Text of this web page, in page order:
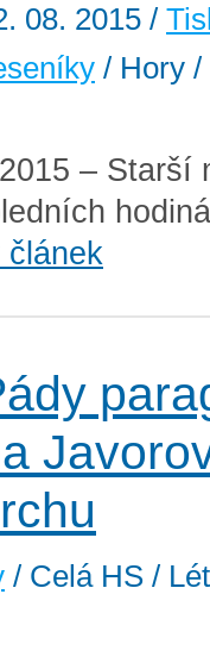
08. 2015 /
/ Hory /
– Starší
článek
/ Celá HS /